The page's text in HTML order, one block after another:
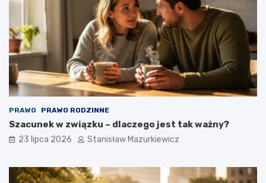
PRAWO PRAWO RODZINNE
Szacunek w związku – dlaczego jest tak ważny?
23 lipca 2026 Stanisław Mazurkiewicz